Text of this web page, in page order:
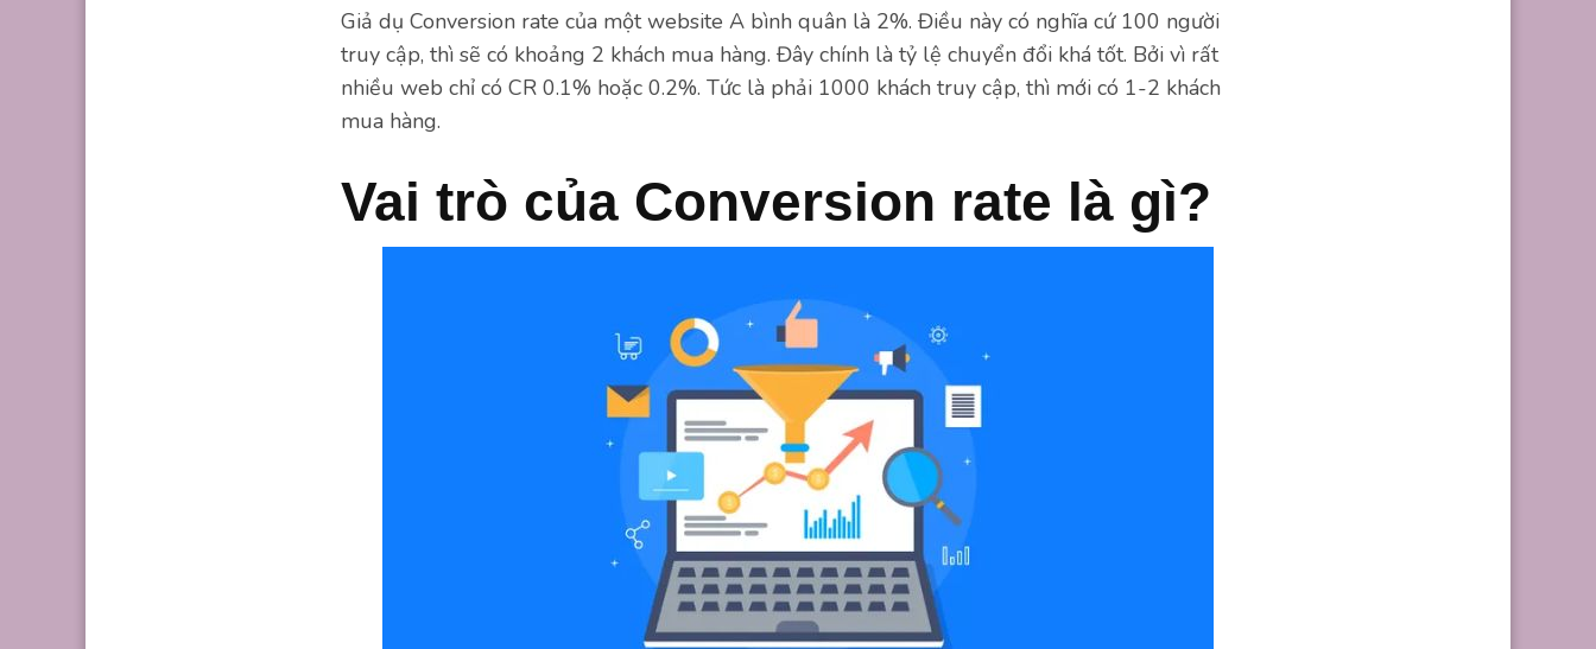
Giả dụ Conversion rate của một website A bình quân là 2%. Điều này có nghĩa cứ 100 người
truy cập, thì sẽ có khoảng 2 khách mua hàng. Đây chính là tỷ lệ chuyển đổi khá tốt. Bởi vì rất
nhiều web chỉ có CR 0.1% hoặc 0.2%. Tức là phải 1000 khách truy cập, thì mới có 1-2 khách
mua hàng.
Vai trò của Conversion rate là gì?